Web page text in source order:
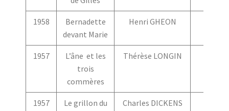
1958
Bernadette
devant Marie
Henri GHEON
1957
L’âne et les
trois
commères
Thérèse LONGIN
1957
Le grillon du
Charles DICKENS